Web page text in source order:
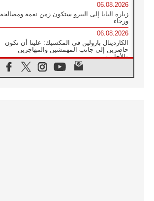
06.08.2026
زيارة البابا إلى البيرو ستكون زمن نعمة ومصالحة
ورجاء
06.08.2026
الكاردينال بارولين في المكسيك: علينا أن نكون
حاضرين إلى جانب المهمشين والمهاجرين
والأجانب
البابا لاوُن الرابع عشر للشباب في أسيزي: